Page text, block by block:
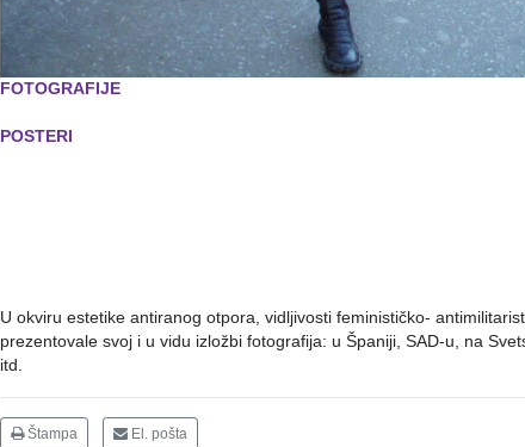
FOTOGRAFIJE
POSTERI
U okviru estetike antiranog otpora, vidljivosti feminističko-
prezentovale svoj i u vidu izložbi fotografija: u Španiji, SAD-u, na
itd.
Štampa El. pošta